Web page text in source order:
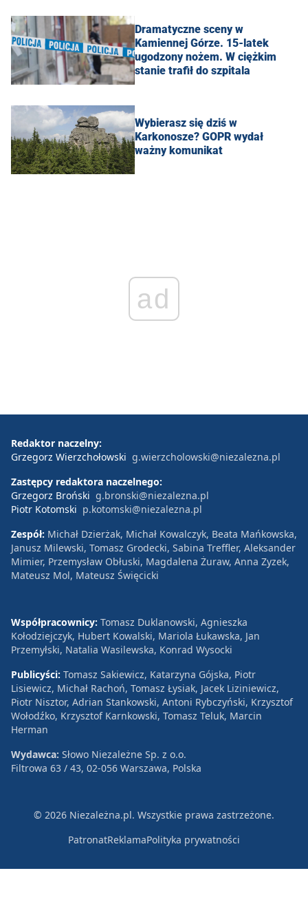
Dramatyczne sceny w
Kamiennej Górze. 15-latek
ugodzony nożem. W ciężkim
stanie trafił do szpitala
Wybierasz się dziś w
Karkonosze? GOPR wydał
ważny komunikat
ad
Redaktor naczelny:
Grzegorz Wierzchołowski g.wierzcholowski@niezalezna.pl
Zastępcy redaktora naczelnego:
Grzegorz Broński g.bronski@niezalezna.pl
Piotr Kotomski p.kotomski@niezalezna.pl
Zespół: Michał Dzierżak, Michał Kowalczyk, Beata Mańkowska,
Janusz Milewski, Tomasz Grodecki, Sabina Treffler, Aleksander
Mimier, Przemysław Obłuski, Magdalena Żuraw, Anna Zyzek,
Mateusz Mol, Mateusz Święcicki
Współpracownicy: Tomasz Duklanowski, Agnieszka
Kołodziejczyk, Hubert Kowalski, Mariola Łukawska, Jan
Przemyłski, Natalia Wasilewska, Konrad Wysocki
Publicyści: Tomasz Sakiewicz, Katarzyna Gójska, Piotr
Lisiewicz, Michał Rachoń, Tomasz Łysiak, Jacek Liziniewicz,
Piotr Nisztor, Adrian Stankowski, Antoni Rybczyński, Krzysztof
Wołodźko, Krzysztof Karnkowski, Tomasz Teluk, Marcin
Herman
Wydawca: Słowo Niezależne Sp. z o.o.
Filtrowa 63 / 43, 02-056 Warszawa, Polska
© 2026 Niezależna.pl. Wszystkie prawa zastrzeżone.
PatronatReklamaPolityka prywatności